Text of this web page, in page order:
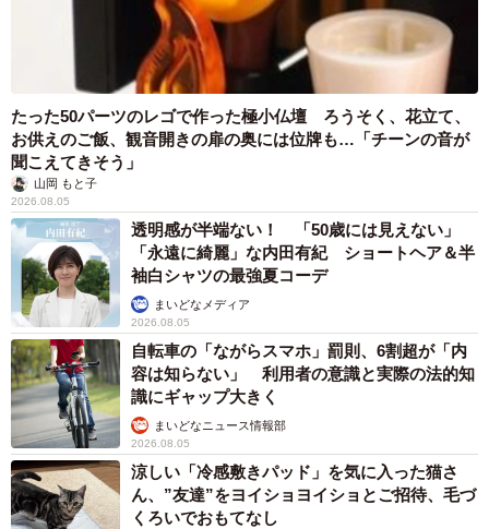
たった50パーツのレゴで作った極小仏壇 ろうそく、花立て、
お供えのご飯、観音開きの扉の奥には位牌も…「チーンの音が
聞こえてきそう」
山岡 もと子
2026.08.05
透明感が半端ない！ 「50歳には見えない」
「永遠に綺麗」な内田有紀 ショートヘア＆半
袖白シャツの最強夏コーデ
まいどなメディア
2026.08.05
自転車の「ながらスマホ」罰則、6割超が「内
容は知らない」 利用者の意識と実際の法的知
識にギャップ大きく
まいどなニュース情報部
2026.08.05
涼しい「冷感敷きパッド」を気に入った猫さ
ん、”友達”をヨイショヨイショとご招待、毛づ
くろいでおもてなし